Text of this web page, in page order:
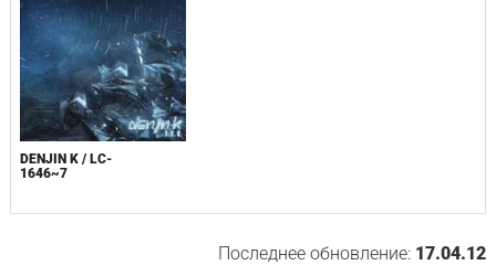
DENJIN K / LC-
1646~7
Последнее обновление: 17.04.12